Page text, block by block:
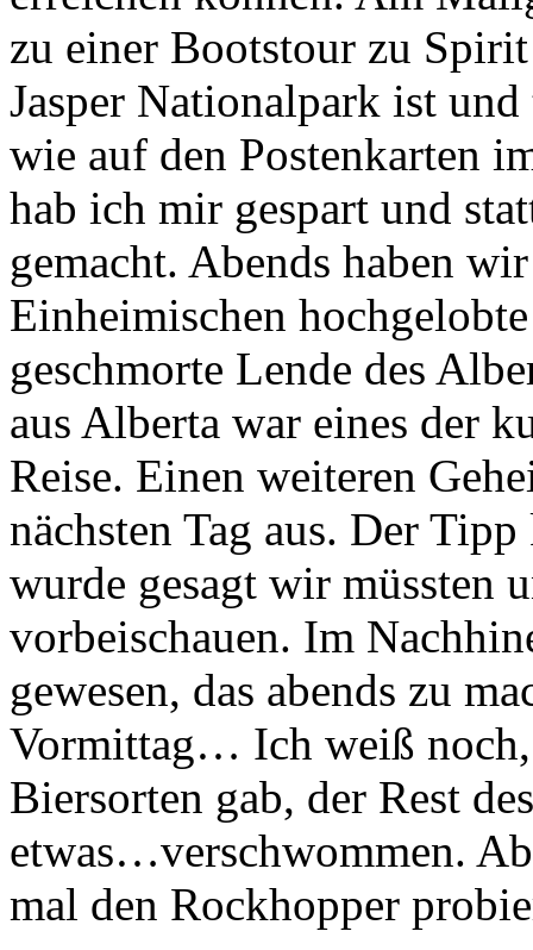
zu einer Bootstour zu
Jasper Nationalpark ist
wie auf den Postenkarten
hab ich mir gespart und
gemacht. Abends haben
Einheimischen
geschmorte Lende des
aus Alberta war eines der
Reise. Einen weiteren
nächsten Tag aus. Der
wurde gesagt wir müssten
vorbeischauen. Im
gewesen, das abends zu
Vormittag… Ich weiß noch,
Biersorten gab, der Rest
etwas…verschwommen.
mal den Rockhopper